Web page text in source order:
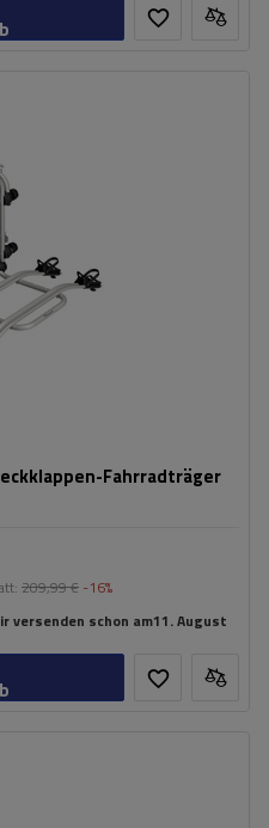
Fahrradträger
kg
Aluminiumkonstruktion
209,99 € -16%
versenden schon am11. August